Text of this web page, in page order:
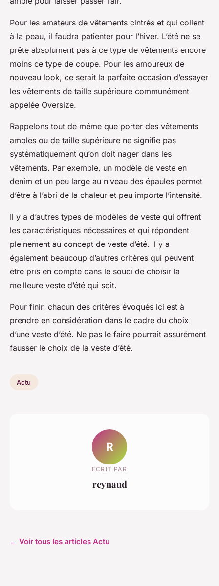
Pour les amateurs de vêtements cintrés et qui collent
à la peau, il faudra patienter pour l’hiver. L’été ne se
prête absolument pas à ce type de vêtements encore
moins ce type de coupe. Pour les amoureux de
nouveau look, ce serait la parfaite occasion d’essayer
les vêtements de taille supérieure communément
appelée Oversize.
Rappelons tout de même que porter des vêtements
amples ou de taille supérieure ne signifie pas
systématiquement qu’on doit nager dans les
vêtements. Par exemple, un modèle de veste en
denim et un peu large au niveau des épaules permet
d’être à l’abri de la chaleur et peu importe l’intensité.
Il y a d’autres types de modèles de veste qui offrent
les caractéristiques nécessaires et qui répondent
pleinement au concept de veste d’été. Il y a
également beaucoup d’autres critères qui peuvent
être pris en compte dans le souci de choisir la
meilleure veste d’été qui soit.
Pour finir, chacun des critères évoqués ici est à
prendre en considération dans le cadre du choix
d’une veste d’été. Ne pas le faire pourrait assurément
fausser le choix de la veste d’été.
Actu
R
ECRIT PAR
reynaud
← Voir tous les articles Actu